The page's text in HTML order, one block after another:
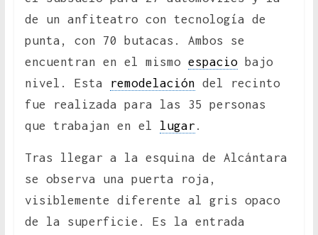
de un anfiteatro con tecnología de
punta, con 70 butacas. Ambos se
encuentran en el mismo espaciobajo
nivel. Esta
remodelación del recinto
fue realizada para las 35 personas
que trabajan en el lugar .
Tras llegar a la esquina de Alcántara
se observa una puerta roja,
visiblemente diferente al gris opaco
de la superficie. Es la entrada